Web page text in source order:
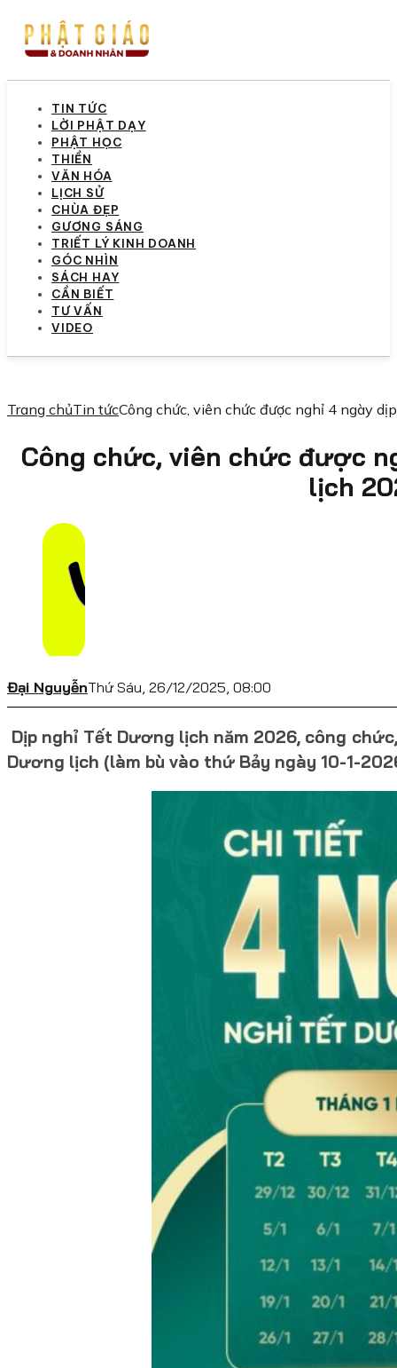
TIN TỨC
LỜI PHẬT DẠY
PHẬT HỌC
THIỀN
VĂN HÓA
LỊCH SỬ
CHÙA ĐẸP
GƯƠNG SÁNG
TRIẾT LÝ KINH DOANH
GÓC NHÌN
SÁCH HAY
CẦN BIẾT
TƯ VẤN
VIDEO
Trang chủTin tứcCông chức, viên chức được nghỉ 4 ngày
Công chức, viên chức được
lịch
Đại NguyễnThứ Sáu, 26/12/2025, 08:00
Dịp nghỉ Tết Dương lịch năm 2026, công
Dương lịch (làm bù vào thứ Bảy ngày 10-1-